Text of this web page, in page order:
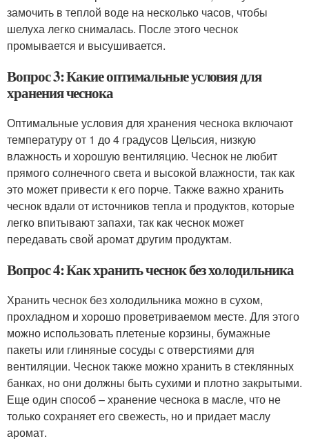
замочить в теплой воде на несколько часов, чтобы
шелуха легко снималась. После этого чеснок
промывается и высушивается.
Вопрос 3: Какие оптимальные условия для
хранения чеснока
Оптимальные условия для хранения чеснока включают
температуру от 1 до 4 градусов Цельсия, низкую
влажность и хорошую вентиляцию. Чеснок не любит
прямого солнечного света и высокой влажности, так как
это может привести к его порче. Также важно хранить
чеснок вдали от источников тепла и продуктов, которые
легко впитывают запахи, так как чеснок может
передавать свой аромат другим продуктам.
Вопрос 4: Как хранить чеснок без холодильника
Хранить чеснок без холодильника можно в сухом,
прохладном и хорошо проветриваемом месте. Для этого
можно использовать плетеные корзины, бумажные
пакеты или глиняные сосуды с отверстиями для
вентиляции. Чеснок также можно хранить в стеклянных
банках, но они должны быть сухими и плотно закрытыми.
Еще один способ – хранение чеснока в масле, что не
только сохраняет его свежесть, но и придает маслу
аромат.